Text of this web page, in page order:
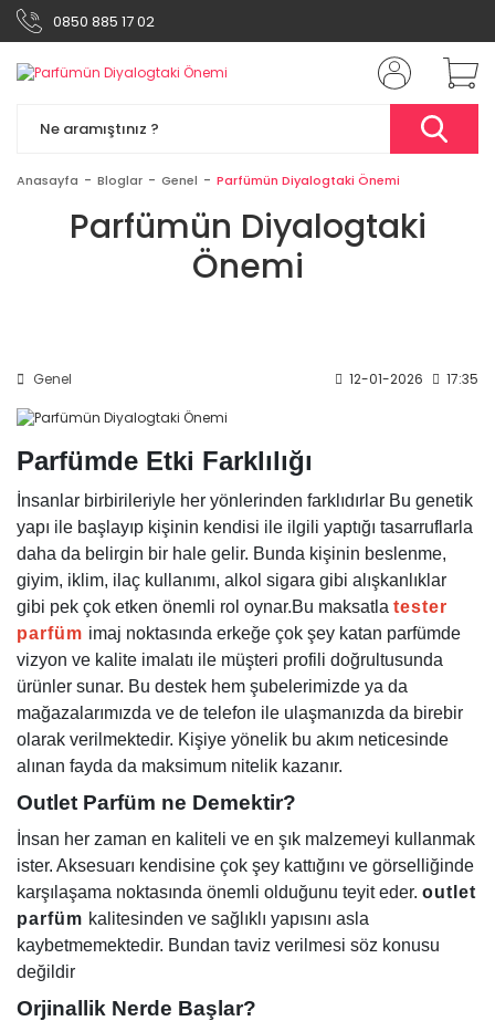
0850 885 17 02
Anasayfa Bloglar Genel Parfümün Diyalogtaki Önemi
Parfümün Diyalogtaki
Önemi
Genel 12-01-2026 17:35
Parfümde Etki Farklılığı
İnsanlar birbirileriyle her yönlerinden farklıdırlar Bu genetik
yapı ile başlayıp kişinin kendisi ile ilgili yaptığı tasarruflarla
daha da belirgin bir hale gelir. Bunda kişinin beslenme,
giyim, iklim, ilaç kullanımı, alkol sigara gibi alışkanlıklar
gibi pek çok etken önemli rol oynar.Bu maksatla tester
parfüm imaj noktasında erkeğe çok şey katan parfümde
vizyon ve kalite imalatı ile müşteri profili doğrultusunda
ürünler sunar. Bu destek hem şubelerimizde ya da
mağazalarımızda ve de telefon ile ulaşmanızda da birebir
olarak verilmektedir. Kişiye yönelik bu akım neticesinde
alınan fayda da maksimum nitelik kazanır.
Outlet Parfüm ne Demektir?
İnsan her zaman en kaliteli ve en şık malzemeyi kullanmak
ister. Aksesuarı kendisine çok şey kattığını ve görselliğinde
karşılaşama noktasında önemli olduğunu teyit eder. outlet
parfüm kalitesinden ve sağlıklı yapısını asla
kaybetmemektedir. Bundan taviz verilmesi söz konusu
değildir
Orjinallik Nerde Başlar?